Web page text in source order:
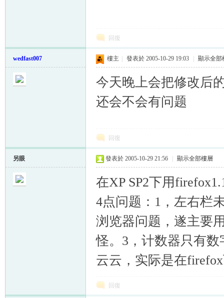
回復
wedfast007 樓主 發表於 2005-10-29 19:03 顯示全部
今天晚上会把修改后
还会不会有问题
回復
另眼 發表於 2005-10-29 21:56 顯示全部樓層
在XP SP2下用
4点问题：1，左右栏
浏览器问题，遂主要
怪。3，计数器只有
云云，实际是在
回復